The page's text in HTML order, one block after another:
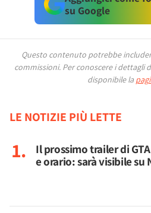
su Google
Questo contenuto potrebbe
commissioni. Per conoscere i dettagli
disponibile la
LE NOTIZIE PIÙ LETTE
Il prossimo trailer di
e orario: sarà visibile su